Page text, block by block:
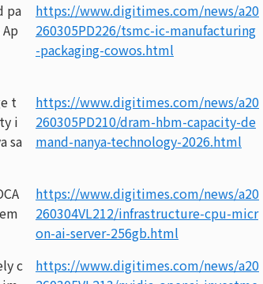
pa
https://www.digitimes.com/news/a20
260305PD226/tsmc-ic-manufacturing
-packaging-cowos.html
t
i
sa
https://www.digitimes.com/news/a20
260305PD210/dram-hbm-capacity-de
mand-nanya-technology-2026.html
https://www.digitimes.com/news/a20
260304VL212/infrastructure-cpu-micr
on-ai-server-256gb.html
c
https://www.digitimes.com/news/a20